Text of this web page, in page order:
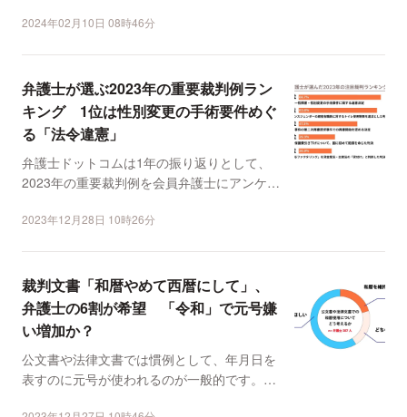
2024年02月10日 08時46分
弁護士が選ぶ2023年の重要裁判例ラン
キング 1位は性別変更の手術要件めぐ
る「法令違憲」
弁護士ドットコムは1年の振り返りとして、
2023年の重要裁判例を会員弁護士にアンケー
2023年12月28日 10時26分
裁判文書「和暦やめて西暦にして」、
弁護士の6割が希望 「令和」で元号嫌
い増加か？
公文書や法律文書では慣例として、年月日を
表すのに元号が使われるのが一般的です。た